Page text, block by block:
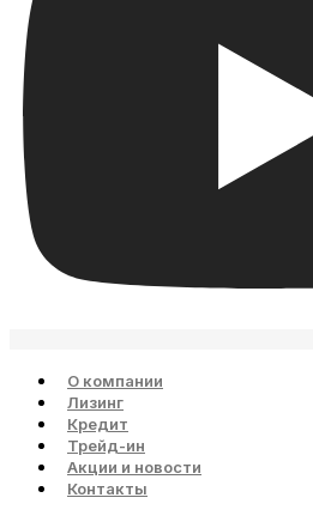
О компании
Лизинг
Кредит
Трейд-ин
Акции и новости
Контакты